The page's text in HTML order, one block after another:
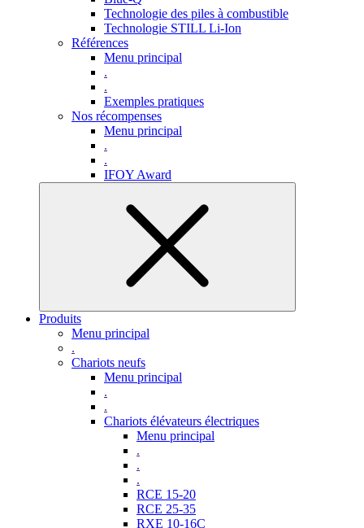
Technologie des piles à combustible
Technologie STILL Li-Ion
Références
Menu principal
.
.
Exemples pratiques
Nos récompenses
Menu principal
.
.
IFOY Award
Produits
Menu principal
.
Chariots neufs
Menu principal
.
.
Chariots élévateurs électriques
Menu principal
.
.
.
RCE 15-20
RCE 25-35
RXE 10-16C